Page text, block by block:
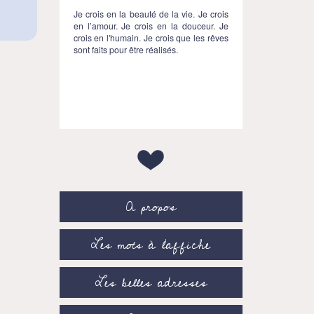
Je crois en la beauté de la vie. Je crois
en l’amour. Je crois en la douceur. Je
crois en l'humain. Je crois que les rêves
sont faits pour être réalisés.
A propos
Les mots à l’affiche
Les belles adresses